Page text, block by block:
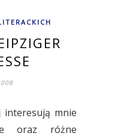
interesują mnie
oraz różne